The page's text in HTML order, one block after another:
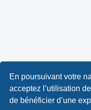
En poursuivant votre
acceptez l’utilisation
de bénéficier d’une